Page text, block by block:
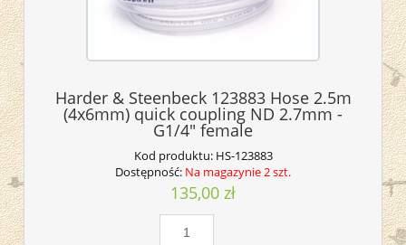
Harder & Steenbeck 123883 Hose 2.5m
(4x6mm) quick coupling ND 2.7mm -
G1/4" female
Kod produktu: HS-123883
Dostępność: Na magazynie 2 szt.
135,00 zł